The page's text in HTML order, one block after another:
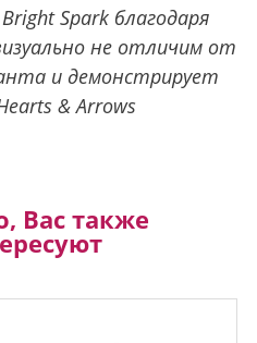
Spark благодаря
не отличим от
и демонстрирует
& Arrows
Вас также